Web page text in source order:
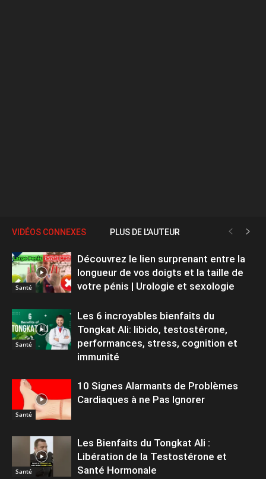
VIDÉOS CONNEXES PLUS DE L'AUTEUR
Santé
Découvrez le lien surprenant entre la
longueur de vos doigts et la taille de
votre pénis | Urologie et sexologie
Santé
Les 6 incroyables bienfaits du
Tongkat Ali: libido, testostérone,
performances, stress, cognition et
immunité
Santé
10 Signes Alarmants de Problèmes
Cardiaques à ne Pas Ignorer
Santé
Les Bienfaits du Tongkat Ali :
Libération de la Testostérone et
Santé Hormonale